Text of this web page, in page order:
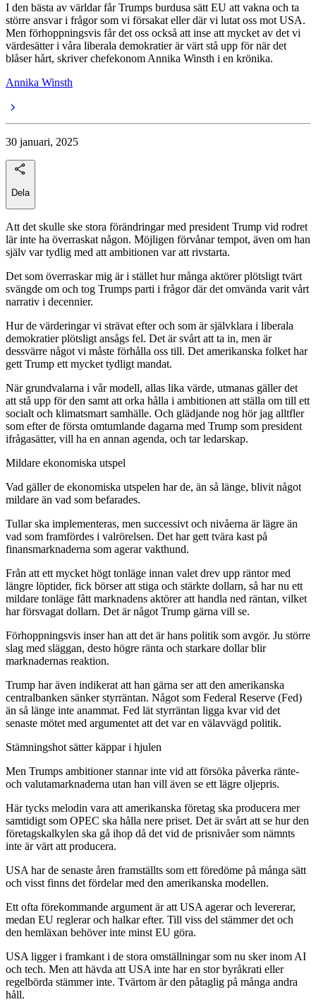
I den bästa av världar får Trumps burdusa sätt EU att vakna och ta
större ansvar i frågor som vi försakat eller där vi lutat oss mot USA.
Men förhoppningsvis får det oss också att inse att mycket av det vi
värdesätter i våra liberala demokratier är värt stå upp för när det
blåser hårt, skriver chefekonom Annika Winsth i en krönika.
Annika Winsth
30 januari, 2025
Dela
Att det skulle ske stora förändringar med president Trump vid rodret
lär inte ha överraskat någon. Möjligen förvånar tempot, även om han
själv var tydlig med att ambitionen var att rivstarta.
Det som överraskar mig är i stället hur många aktörer plötsligt tvärt
svängde om och tog Trumps parti i frågor där det omvända varit vårt
narrativ i decennier.
Hur de värderingar vi strävat efter och som är självklara i liberala
demokratier plötsligt ansågs fel. Det är svårt att ta in, men är
dessvärre något vi måste förhålla oss till. Det amerikanska folket har
gett Trump ett mycket tydligt mandat.
När grundvalarna i vår modell, allas lika värde, utmanas gäller det
att stå upp för den samt att orka hålla i ambitionen att ställa om till ett
socialt och klimatsmart samhälle. Och glädjande nog hör jag alltfler
som efter de första omtumlande dagarna med Trump som president
ifrågasätter, vill ha en annan agenda, och tar ledarskap.
Mildare ekonomiska utspel
Vad gäller de ekonomiska utspelen har de, än så länge, blivit något
mildare än vad som befarades.
Tullar ska implementeras, men successivt och nivåerna är lägre än
vad som framfördes i valrörelsen. Det har gett tvära kast på
finansmarknaderna som agerar vakthund.
Från att ett mycket högt tonläge innan valet drev upp räntor med
längre löptider, fick börser att stiga och stärkte dollarn, så har nu ett
mildare tonläge fått marknadens aktörer att handla ned räntan, vilket
har försvagat dollarn. Det är något Trump gärna vill se.
Förhoppningsvis inser han att det är hans politik som avgör. Ju större
slag med släggan, desto högre ränta och starkare dollar blir
marknadernas reaktion.
Trump har även indikerat att han gärna ser att den amerikanska
centralbanken sänker styrräntan. Något som Federal Reserve (Fed)
än så länge inte anammat. Fed lät styrräntan ligga kvar vid det
senaste mötet med argumentet att det var en välavvägd politik.
Stämningshot sätter käppar i hjulen
Men Trumps ambitioner stannar inte vid att försöka påverka ränte-
och valutamarknaderna utan han vill även se ett lägre oljepris.
Här tycks melodin vara att amerikanska företag ska producera mer
samtidigt som OPEC ska hålla nere priset. Det är svårt att se hur den
företagskalkylen ska gå ihop då det vid de prisnivåer som nämnts
inte är värt att producera.
USA har de senaste åren framställts som ett föredöme på många sätt
och visst finns det fördelar med den amerikanska modellen.
Ett ofta förekommande argument är att USA agerar och levererar,
medan EU reglerar och halkar efter. Till viss del stämmer det och
den hemläxan behöver inte minst EU göra.
USA ligger i framkant i de stora omställningar som nu sker inom AI
och tech. Men att hävda att USA inte har en stor byråkrati eller
regelbörda stämmer inte. Tvärtom är den påtaglig på många andra
håll.